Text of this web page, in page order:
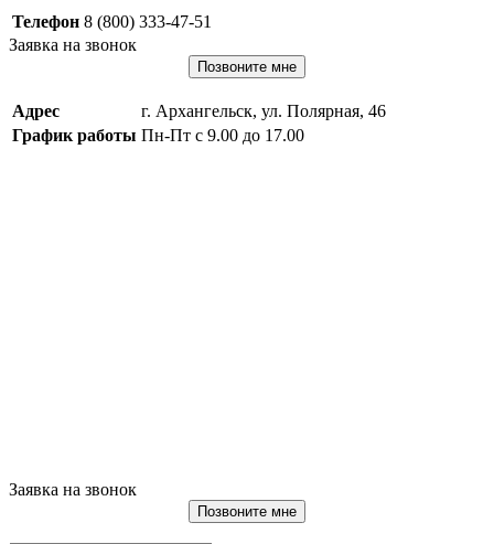
Телефон 8 (800) 333-47-51
Заявка на звонок
Позвоните мне
Адрес
г. Архангельск, ул. Полярная, 46
График работы Пн-Пт с 9.00 до 17.00
Заявка на звонок
Позвоните мне